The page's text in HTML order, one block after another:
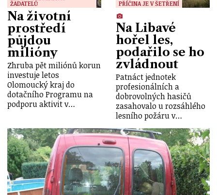
ŽADATELŮ
Na životní
prostředí
půjdou
milióny
Zhruba pět miliónů korun
investuje letos
Olomoucký kraj do
dotačního Programu na
podporu aktivit v…
PŘÍČINA JE V ŠETŘENÍ
Na Libavé
hořel les,
podařilo se ho
zvládnout
Patnáct jednotek
profesionálních a
dobrovolných hasičů
zasahovalo u rozsáhlého
lesního požáru v…